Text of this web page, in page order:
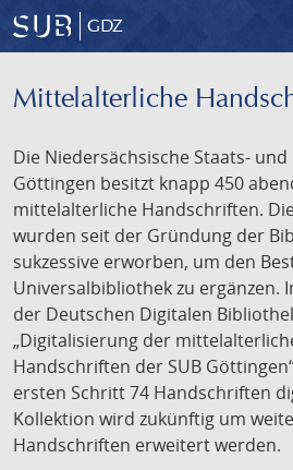
GDZ
Mittelalterliche
Die Niedersächsische Staats-
Göttingen besitzt knapp 450
mittelalterliche Handschriften.
wurden seit der Gründung der
sukzessive erworben, um den
Universalbibliothek zu ergänzen.
der Deutschen Digitalen
„Digitalisierung der
Handschriften der SUB
ersten Schritt 74 Handschriften
Kollektion wird zukünftig um
Handschriften erweitert werden.